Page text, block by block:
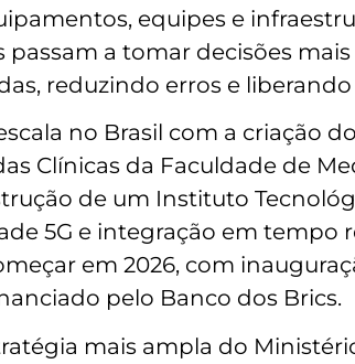
equipes e
passam a tomar decisões
reduzindo erros e
no Brasil com a criação
Clínicas da Faculdade de
de um Instituto
5G e integração em tempo
em 2026, com
pelo Banco dos Brics.
mais ampla do